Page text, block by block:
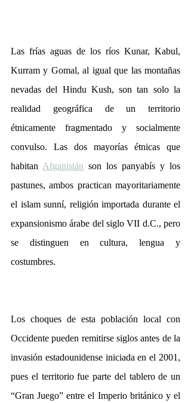
Las frías aguas de los ríos Kunar, Kabul,
Kurram y Gomal, al igual que las montañas
nevadas del Hindu Kush, son tan solo la
realidad geográfica de un territorio
étnicamente fragmentado y socialmente
convulso. Las dos mayorías étnicas que
habitan Afganistán son los panyabís y los
pastunes, ambos practican mayoritariamente
el islam sunní, religión importada durante el
expansionismo árabe del siglo VII d.C., pero
se distinguen en cultura, lengua y
costumbres.
Los choques de esta población local con
Occidente pueden remitirse siglos antes de la
invasión estadounidense iniciada en el 2001,
pues el territorio fue parte del tablero de un
“Gran Juego” entre el Imperio británico y el